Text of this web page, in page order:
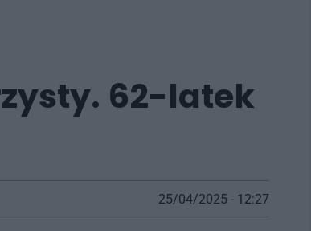
62-latek
25/04/2025 - 12:27